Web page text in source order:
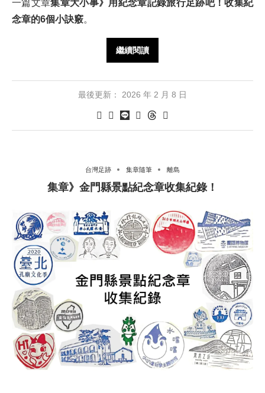
一篇文章集章大小事》用紀念章記錄旅行足跡吧！收集紀
念章的6個小訣竅。
繼續閱讀
最後更新： 2026 年 2 月 8 日
台灣足跡 集章隨筆 離島
集章》金門縣景點紀念章收集紀錄！